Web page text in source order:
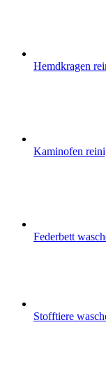
Hemdkragen
Kaminofen
Federbett
Stofftiere